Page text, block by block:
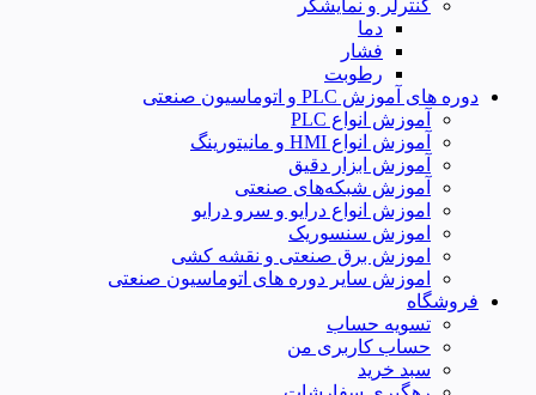
کنترلر و نمایشگر
دما
فشار
رطوبت
دوره های آموزش PLC و اتوماسیون صنعتی
آموزش انواع PLC
آموزش انواع HMI و مانیتورینگ
آموزش ابزار دقیق
آموزش شبکه‌های صنعتی
اموزش انواع درایو و سرو درایو
اموزش سنسوریک
اموزش برق صنعتی و نقشه کشی
اموزش سایر دوره های اتوماسیون صنعتی
فروشگاه
تسویه حساب
حساب کاربری من
سبد خرید